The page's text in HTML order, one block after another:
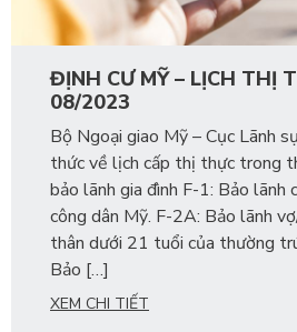
ĐỊNH CƯ MỸ – LỊCH THỊ
08/2023
Bộ Ngoại giao Mỹ – Cục Lãnh
thức về lịch cấp thị thực trong
bảo lãnh gia đình F-1: Bảo lãnh
công dân Mỹ. F-2A: Bảo lãnh
thân dưới 21 tuổi của thường
Bảo […]
XEM CHI TIẾT